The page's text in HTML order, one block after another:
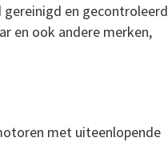
en gecontroleerd
en ook andere merken,
met uiteenlopende